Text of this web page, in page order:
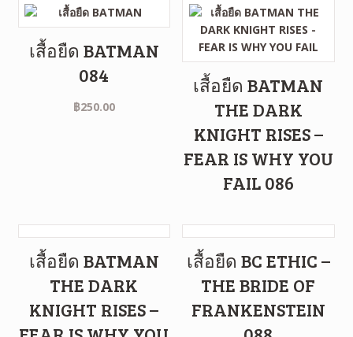
เสื้อยืด BATMAN
084
฿250.00
เสื้อยืด BATMAN
THE DARK
KNIGHT RISES –
FEAR IS WHY YOU
FAIL 086
เสื้อยืด BATMAN
THE DARK
KNIGHT RISES –
เสื้อยืด BC ETHIC –
THE BRIDE OF
FRANKENSTEIN